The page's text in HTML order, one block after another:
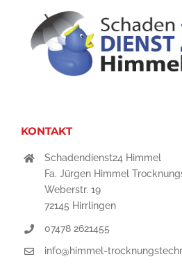
KONTAKT
Schadendienst24 Himmel
Fa. Jürgen Himmel
Weberstr. 19
72145 Hirrlingen
07478 2621455
info@himmel-